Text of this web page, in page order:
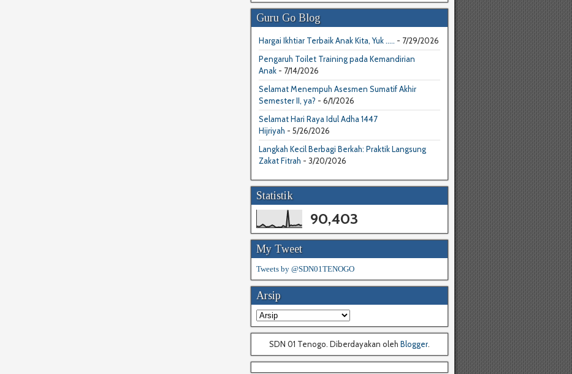
Guru Go Blog
Hargai Ikhtiar Terbaik Anak Kita, Yuk ..... - 7/29/2026
Pengaruh Toilet Training pada Kemandirian
Anak- 7/14/2026
Selamat Menempuh Asesmen Sumatif Akhir
Semester II, ya? - 6/1/2026
Selamat Hari Raya Idul Adha 1447
Hijriyah - 5/26/2026
Langkah Kecil Berbagi Berkah: Praktik Langsung
Zakat Fitrah - 3/20/2026
Statistik
90,403
My Tweet
Tweets by @SDN01TENOGO
Arsip
SDN 01 Tenogo. Diberdayakan oleh Blogger.